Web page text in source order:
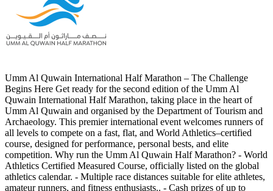
Umm Al Quwain International Half Marathon – The Challenge
Begins Here Get ready for the second edition of the Umm Al
Quwain International Half Marathon, taking place in the heart of
Umm Al Quwain and organised by the Department of Tourism and
Archaeology. This premier international event welcomes runners of
all levels to compete on a fast, flat, and World Athletics–certified
course, designed for performance, personal bests, and elite
competition. Why run the Umm Al Quwain Half Marathon? - World
Athletics Certified Measured Course, officially listed on the global
athletics calendar. - Multiple race distances suitable for elite athletes,
amateur runners, and fitness enthusiasts.. - Cash prizes of up to